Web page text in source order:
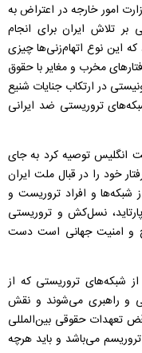
امور خارجه در اعتراض به
بر تلاش ایران برای انجام
این نوع اتهام‌زنی‌ها چیزی
مخرب و مغایر با حقوق
در ارتکاب جنایات شنیع
تروریستی ضد ایرانی
انگلیس توصیه کرد به جای
خود را در قبال ملت ایران
و افراد تروریست و
نسل‌کش و تروریستی
و امنیت جهانی است دست
شبکه‌های تروریستی که از
و راهبری می‌شوند و نقش
تعهدات حقوقی بین‌المللی
می‌باشد و باید هرچه